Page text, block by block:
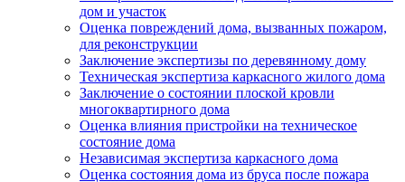
дом и участок
Оценка повреждений дома, вызванных пожаром,
для реконструкции
Заключение экспертизы по деревянному дому
Техническая экспертиза каркасного жилого дома
Заключение о состоянии плоской кровли
многоквартирного дома
Оценка влияния пристройки на техническое
состояние дома
Независимая экспертиза каркасного дома
Оценка состояния дома из бруса после пожара